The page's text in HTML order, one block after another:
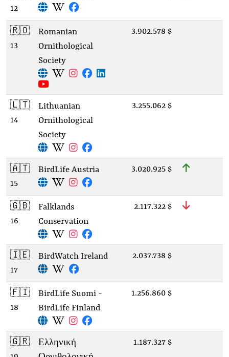
12
🇷🇴
13
Romanian
Ornithological
Society
3.902.578 $
🇱🇹
14
Lithuanian
Ornithological
Society
3.255.062 $
🇦🇹
15
BirdLife Austria 3.020.925 $
🇬🇧
16
Falklands
Conservation
2.117.322 $
🇮🇪
17
BirdWatch Ireland 2.037.738 $
🇫🇮
18
BirdLife Suomi -
BirdLife Finland
1.256.860 $
🇬🇷
Ελληνική
1.187.327 $